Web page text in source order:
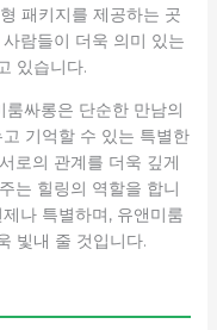
패키지를 제공하는 곳
람들이 더욱 의미 있는
있습니다.
싸롱은 단순한 만남의
기억할 수 있는 특별한
로의 관계를 더욱 깊게
는 힐링의 역할을 합니
나 특별하며, 유앤미룸
빛내 줄 것입니다.